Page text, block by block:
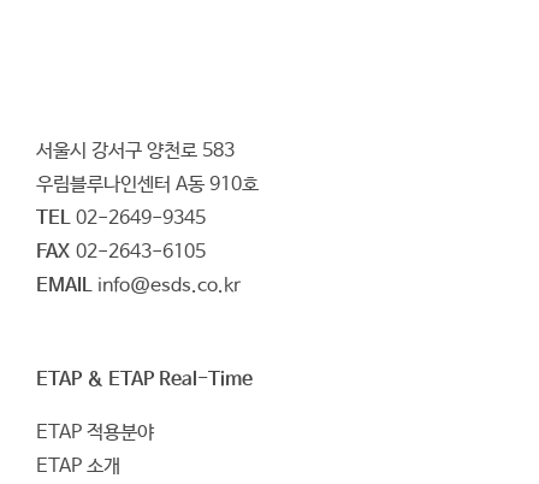
서울시 강서구 양천로 583
우림블루나인센터 A동 910호
TEL02-2649-9345
FAX 02-2643-6105
EMAILinfo@esds.co.kr
ETAP & ETAP Real-Time
ETAP 적용분야
ETAP 소개